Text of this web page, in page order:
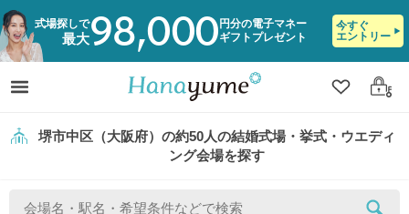
式場探しで
最大98,000 円分の電子マネー
ギフトプレゼント
今すぐ
エントリー
クリップ
ログ
堺市中区（大阪府）の約50人の結婚式場・挙式・ウエディ
ング会場を探す